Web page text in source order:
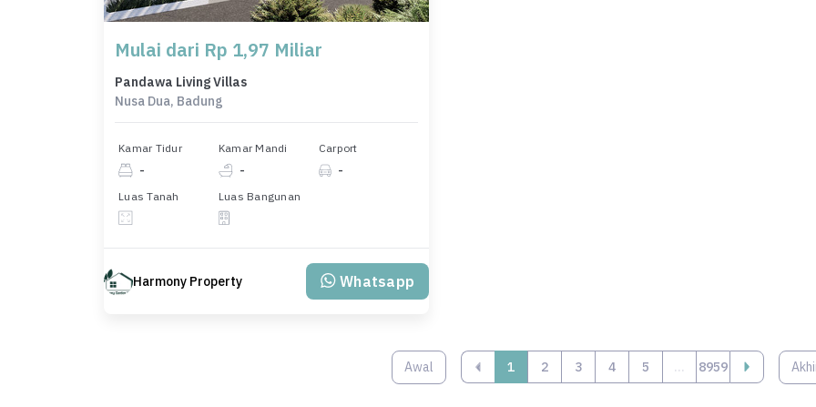
Mulai dari Rp 1,97 Miliar
Pandawa Living Villas
Nusa Dua, Badung
Kamar Tidur
-
Kamar Mandi
-
Carport
-
Luas Tanah Luas Bangunan
Harmony Property Whatsapp
Awal ‹ 1 2 3 4 5 ... 8959